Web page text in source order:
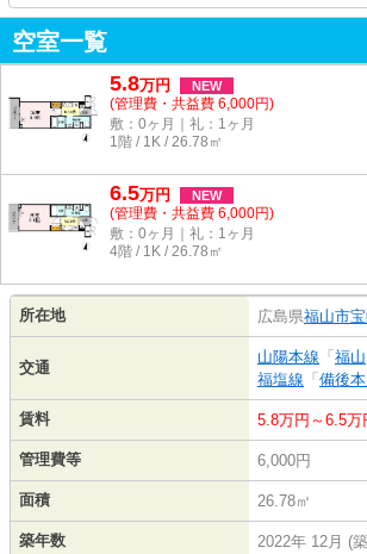
空室一覧
5.8万円 NEW
(管理費・共益費 6,000円)
敷：0ヶ月｜礼：1ヶ月
1階 / 1K / 26.78㎡
6.5万円 NEW
(管理費・共益費 6,000円)
敷：0ヶ月｜礼：1ヶ月
4階 / 1K / 26.78㎡
所在地 広島県福山市
交通
山陽本線 「 福山
福塩線 「 備後
賃料 5.8万円～6.5万
管理費等 6,000円
面積 26.78㎡
築年数 2022年 12月 (